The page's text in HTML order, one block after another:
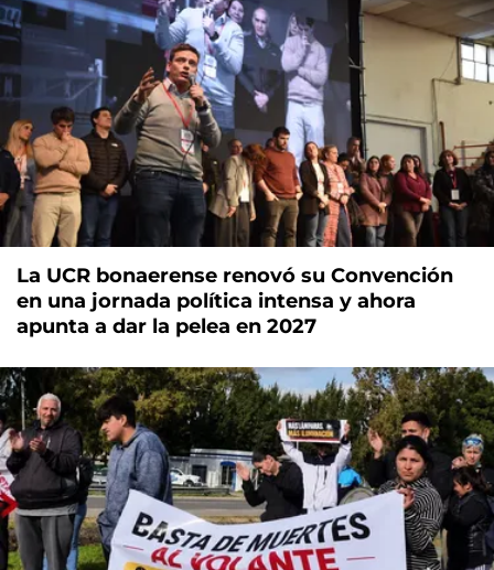
La UCR bonaerense renovó su Convención
en una jornada política intensa y ahora
apunta a dar la pelea en 2027